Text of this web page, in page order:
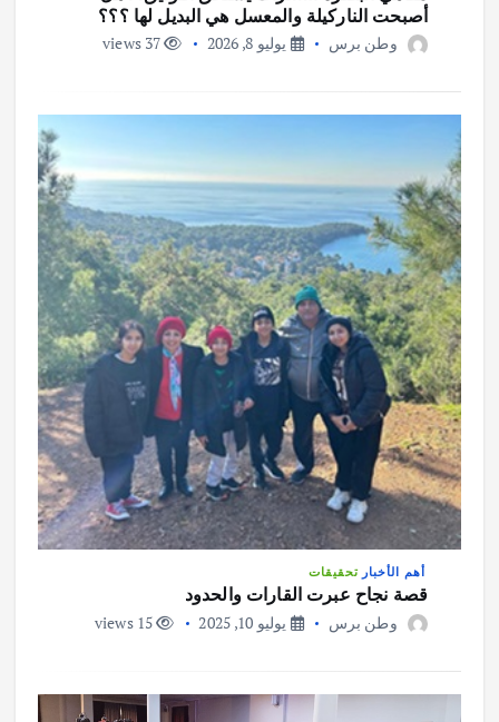
أصبحت الناركيلة والمعسل هي البديل لها ؟؟؟
وطن برس يوليو 8, 2026 37 views
أهم الأخبار تحقيقات
قصة نجاح عبرت القارات والحدود
وطن برس يوليو 10, 2025 15 views